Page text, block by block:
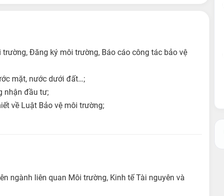
Đăng ký môi trường, Báo cáo công tác bảo vệ
mặt, nước dưới đất…;
nhận đầu tư;
về Luật Bảo vệ môi trường;
ngành liên quan Môi trường, Kinh tế Tài nguyên và